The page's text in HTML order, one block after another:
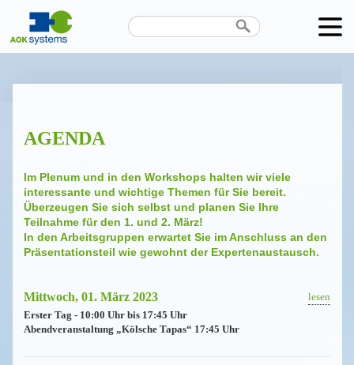
AGENDA
Im Plenum und in den Workshops halten wir viele
interessante und wichtige Themen für Sie bereit.
Überzeugen Sie sich selbst und planen Sie Ihre
Teilnahme für den 1. und 2. März!
In den Arbeitsgruppen erwartet Sie im Anschluss an den
Präsentationsteil wie gewohnt der Expertenaustausch.
lesen
Mittwoch, 01. März 2023
Erster Tag - 10:00 Uhr bis 17:45 Uhr
Abendver­an­staltung „Kölsche Tapas“ 17:45 Uhr